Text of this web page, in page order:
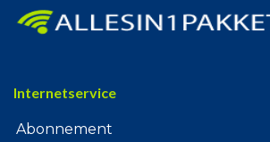
Internetservice
Abonnement